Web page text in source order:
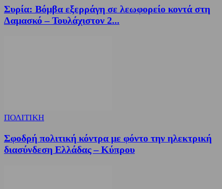
Συρία: Βόμβα εξερράγη σε λεωφορείο κοντά στη
Δαμασκό – Τουλάχιστον 2...
ΠΟΛΙΤΙΚΗ
Σφοδρή πολιτική κόντρα με φόντο την ηλεκτρική
διασύνδεση Ελλάδας – Κύπρου